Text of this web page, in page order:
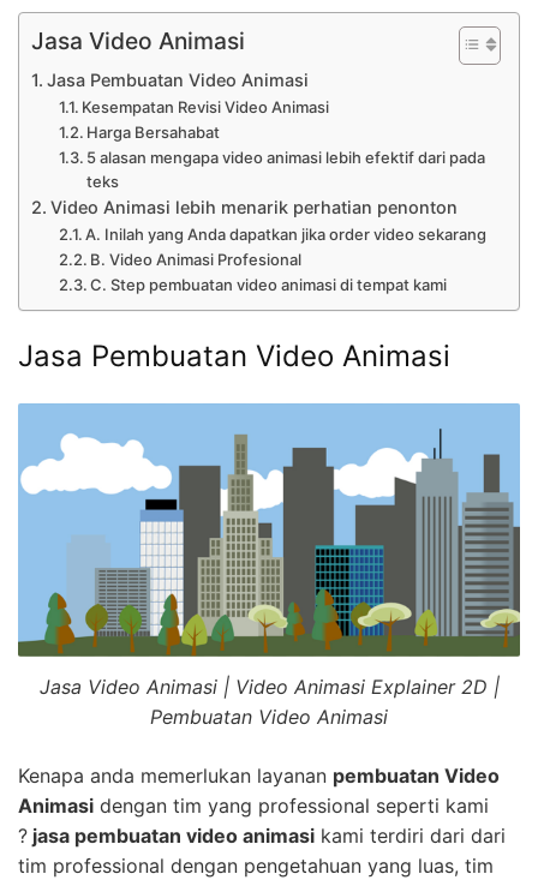
Jasa Video Animasi
Jasa Pembuatan Video Animasi
Kesempatan Revisi Video Animasi
Harga Bersahabat
5 alasan mengapa video animasi lebih efektif dari pada
teks
Video Animasi lebih menarik perhatian penonton
A. Inilah yang Anda dapatkan jika order video sekarang
B. Video Animasi Profesional
C. Step pembuatan video animasi di tempat kami
Jasa Pembuatan Video Animasi
Jasa Video Animasi | Video Animasi Explainer 2D |
Pembuatan Video Animasi
Kenapa anda memerlukan layanan pembuatan Video
Animasi dengan tim yang professional seperti kami
? jasa pembuatan video animasi kami terdiri dari dari
tim professional dengan pengetahuan yang luas, tim